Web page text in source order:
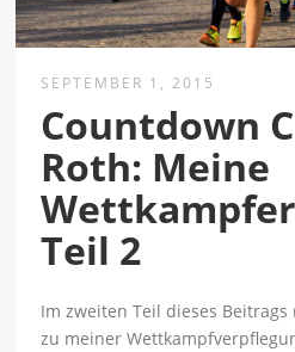
SEPTEMBER 1, 2015
Countdown
Roth: Meine
Teil 2
Im zweiten Teil dieses
zu meiner